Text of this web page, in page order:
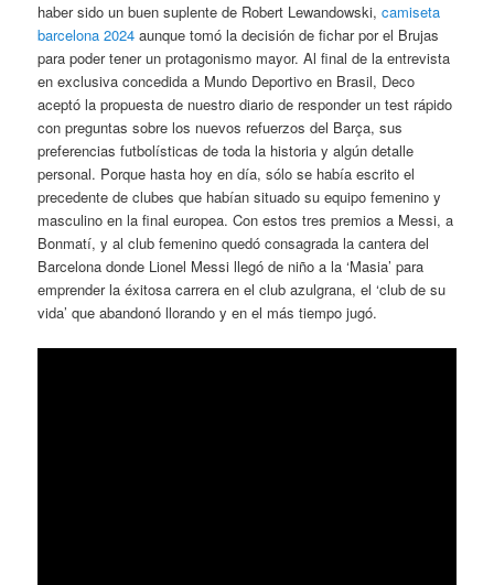
haber sido un buen suplente de Robert Lewandowski,camiseta
barcelona 2024 aunque tomó la decisión de fichar por el Brujas
para poder tener un protagonismo mayor. Al final de la entrevista
en exclusiva concedida a Mundo Deportivo en Brasil, Deco
aceptó la propuesta de nuestro diario de responder un test rápido
con preguntas sobre los nuevos refuerzos del Barça, sus
preferencias futbolísticas de toda la historia y algún detalle
personal. Porque hasta hoy en día, sólo se había escrito el
precedente de clubes que habían situado su equipo femenino y
masculino en la final europea. Con estos tres premios a Messi, a
Bonmatí, y al club femenino quedó consagrada la cantera del
Barcelona donde Lionel Messi llegó de niño a la ‘Masia’ para
emprender la éxitosa carrera en el club azulgrana, el ‘club de su
vida’ que abandonó llorando y en el más tiempo jugó.